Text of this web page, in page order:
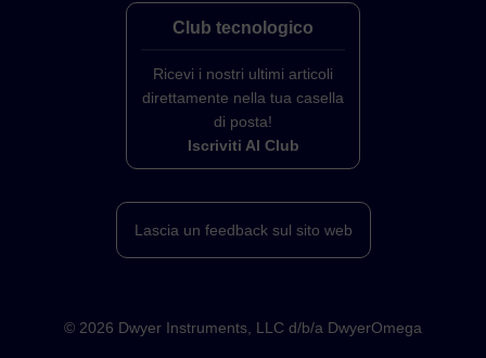
Club tecnologico
Ricevi i nostri ultimi articoli
direttamente nella tua casella
di posta!
Iscriviti Al Club
Lascia un feedback sul sito web
© 2026 Dwyer Instruments, LLC d/b/a DwyerOmega